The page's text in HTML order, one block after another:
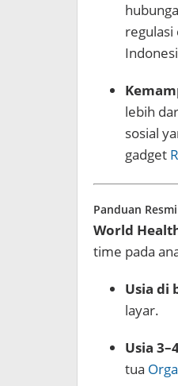
regulasi
lebih
sosial
gadget
Panduan
World
time pada
Usia di
layar.
Usia
tua